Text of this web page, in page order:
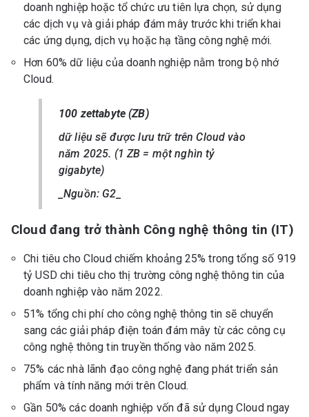
doanh nghiệp hoặc tổ chức ưu tiên lựa chọn, sử dụng
các dịch vụ và giải pháp đám mây trước khi triển khai
các ứng dụng, dịch vụ hoặc hạ tầng công nghệ mới.
Hơn 60% dữ liệu của doanh nghiệp nằm trong bộ nhớ
Cloud.
100 zettabyte (ZB)
dữ liệu sẽ được lưu trữ trên Cloud vào
năm 2025. (1 ZB = một nghìn tỷ
gigabyte)
_Nguồn: G2_
Cloud đang trở thành Công nghệ thông tin (IT)
Chi tiêu cho Cloud chiếm khoảng 25% trong tổng số 919
tỷ USD chi tiêu cho thị trường công nghệ thông tin của
doanh nghiệp vào năm 2022.
51% tổng chi phí cho công nghệ thông tin sẽ chuyển
sang các giải pháp điện toán đám mây từ các công cụ
công nghệ thông tin truyền thống vào năm 2025.
75% các nhà lãnh đạo công nghệ đang phát triển sản
phẩm và tính năng mới trên Cloud.
Gần 50% các doanh nghiệp vốn đã sử dụng Cloud ngay